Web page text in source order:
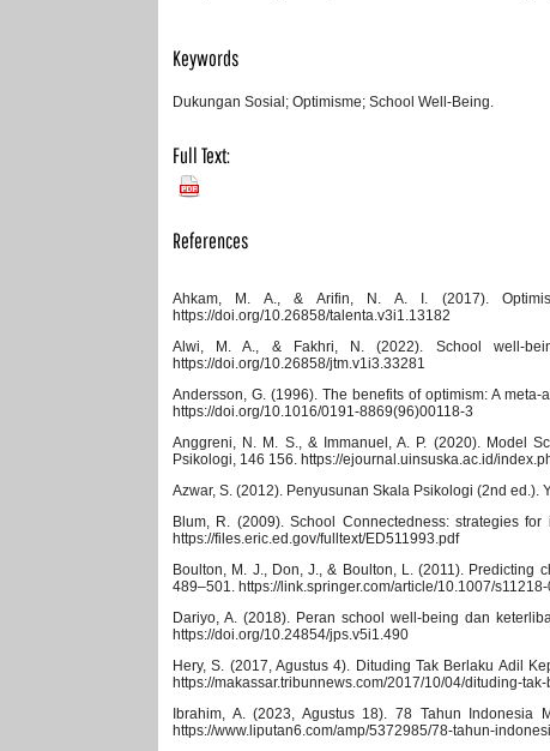
Keywords
Dukungan Sosial; Optimisme; School Well-Being.
Full Text:
PDF
References
Ahkam, M. A., & Arifin, N. A. I. (2017).
https://doi.org/10.26858/talenta.v3i1.13182
Alwi, M. A., & Fakhri, N. (2022). School well-
https://doi.org/10.26858/jtm.v1i3.33281
Andersson, G. (1996). The benefits of optimism: A
https://doi.org/10.1016/0191-8869(96)00118-3
Anggreni, N. M. S., & Immanuel, A. P. (2020). Model
Psikologi, 146 156. https://ejournal.uinsuska.ac.id/
Azwar, S. (2012). Penyusunan Skala Psikologi (2nd ed.).
Blum, R. (2009). School Connectedness: strategies
https://files.eric.ed.gov/fulltext/ED511993.pdf
Boulton, M. J., Don, J., & Boulton, L. (2011). Predicting
489–501. https://link.springer.com/article/10.1007/
Dariyo, A. (2018). Peran school well-being dan
https://doi.org/10.24854/jps.v5i1.490
Hery, S. (2017, Agustus 4). Dituding Tak Berlaku Adil
https://makassar.tribunnews.com/2017/10/04/dituding-
Ibrahim, A. (2023, Agustus 18). 78 Tahun Indonesia
https://www.liputan6.com/amp/5372985/78-tahun-